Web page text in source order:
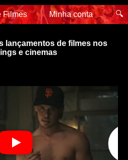
Filmes Minha conta 🔍
lançamentos de filmes nos
e cinemas